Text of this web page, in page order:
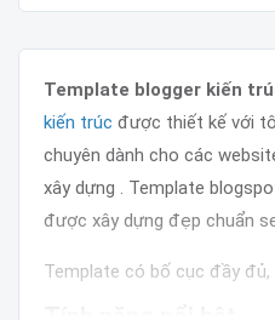
Template blogger kiến
kiến trúc được thiết kế với
chuyên dành cho các
xây dựng . Template
được xây dựng đẹp chuẩn
Template có bố cục đầy đủ,